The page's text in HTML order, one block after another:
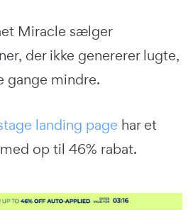
Miracle sælger
der ikke genererer lugte,
gange mindre.
landing page har et
op til 46% rabat.